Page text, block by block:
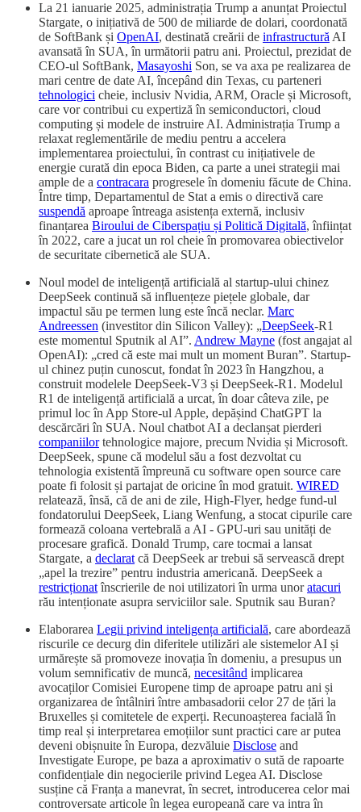
La 21 ianuarie 2025, administrația Trump a anunțat Proiectul
Stargate, o inițiativă de 500 de miliarde de dolari, coordonată
de SoftBank și OpenAI, destinată creării de infrastructură AI
avansată în SUA, în următorii patru ani. Proiectul, prezidat de
CEO-ul SoftBank, Masayoshi Son, se va axa pe realizarea de
mari centre de date AI, începând din Texas, cu parteneri
tehnologici cheie, inclusiv Nvidia, ARM, Oracle și Microsoft,
care vor contribui cu expertiză în semiconductori, cloud
computing și modele de instruire AI. Administrația Trump a
relaxat reglementările de mediu pentru a accelera
implementarea proiectului, în contrast cu inițiativele de
energie curată din epoca Biden, ca parte a unei strategii mai
ample de a contracara progresele în domeniu făcute de China.
Între timp, Departamentul de Stat a emis o directivă care
suspendă aproape întreaga asistența externă, inclusiv
finanțarea Biroului de Ciberspațiu și Politică Digitală, înființat
în 2022, care a jucat un rol cheie în promovarea obiectivelor
de securitate cibernetică ale SUA.
Noul model de inteligență artificială al startup-ului chinez
DeepSeek continuă să influențeze piețele globale, dar
impactul său pe termen lung este încă neclar. Marc
Andreessen (investitor din Silicon Valley): „DeepSeek-R1
este momentul Sputnik al AI”. Andrew Mayne (fost angajat al
OpenAI): „cred că este mai mult un moment Buran”. Startup-
ul chinez puțin cunoscut, fondat în 2023 în Hangzhou, a
construit modelele DeepSeek-V3 și DeepSeek-R1. Modelul
R1 de inteligență artificială a urcat, în doar câteva zile, pe
primul loc în App Store-ul Apple, depășind ChatGPT la
descărcări în SUA. Noul chatbot AI a declanșat pierderi
companiilortehnologice majore, precum Nvidia și Microsoft.
DeepSeek, spune că modelul său a fost dezvoltat cu
tehnologia existentă împreună cu software open source care
poate fi folosit și partajat de oricine în mod gratuit. WIRED
relatează, însă, că de ani de zile, High-Flyer, hedge fund-ul
fondatorului DeepSeek, Liang Wenfung, a stocat cipurile care
formează coloana vertebrală a AI - GPU-uri sau unități de
procesare grafică. Donald Trump, care tocmai a lansat
Stargate, a declarat că DeepSeek ar trebui să servească drept
„apel la trezire” pentru industria americană. DeepSeek a
restricționatînscrierile de noi utilizatori în urma unoratacuri
rău intenționate asupra serviciilor sale. Sputnik sau Buran?
Elaborarea Legii privind inteligența artificială, care abordează
riscurile ce decurg din diferitele utilizări ale sistemelor AI și
urmărește să promoveze inovația în domeniu, a presupus un
volum semnificativ de muncă, necesitând implicarea
avocaților Comisiei Europene timp de aproape patru ani și
organizarea de întâlniri între ambasadorii celor 27 de țări la
Bruxelles și comitetele de experți. Recunoașterea facială în
timp real și interpretarea emoțiilor sunt practici care ar putea
deveni obișnuite în Europa, dezvăluie Disclose and
Investigate Europe, pe baza a aproximativ o sută de rapoarte
confidențiale din negocierile privind Legea AI. Disclose
susține că Franța a manevrat, în secret, introducerea celor mai
controversate articole în legea europeană care va intra în